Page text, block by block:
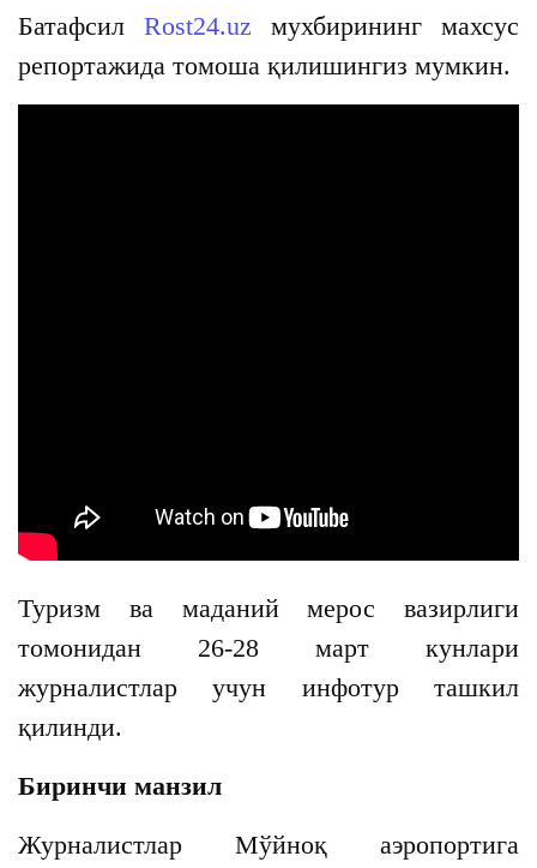
Батафсил Rost24.uz мухбирининг махсус
репортажида томоша қилишингиз мумкин.
Туризм ва маданий мерос вазирлиги
томонидан 26-28 март кунлари
журналистлар учун инфотур ташкил
қилинди.
Биринчи манзил
Журналистлар Мўйноқ аэропортига